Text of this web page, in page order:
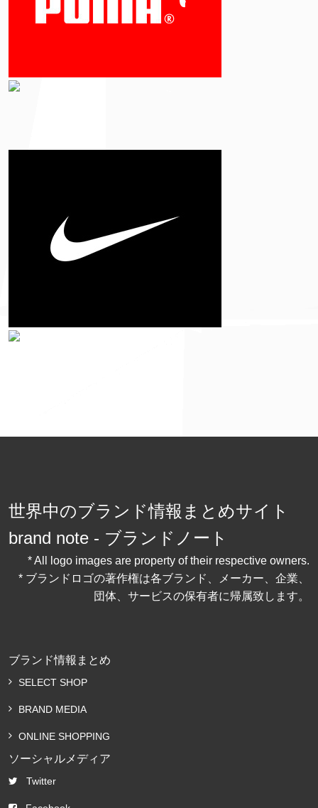
世界中のブランド情報まとめサイト
brand note - ブランドノート
* All logo images are property of their respective owners.
* ブランドロゴの著作権は各ブランド、メーカー、企業、
団体、サービスの保有者に帰属致します。
ブランド情報まとめ
SELECT SHOP
BRAND MEDIA
ONLINE SHOPPING
ソーシャルメディア
Twitter